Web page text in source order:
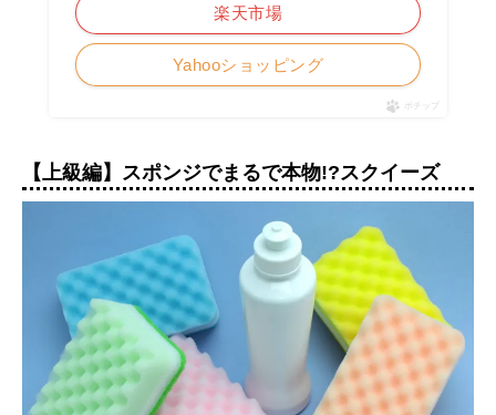
楽天市場
Yahooショッピング
ポチップ
【上級編】スポンジでまるで本物!?スクイーズ